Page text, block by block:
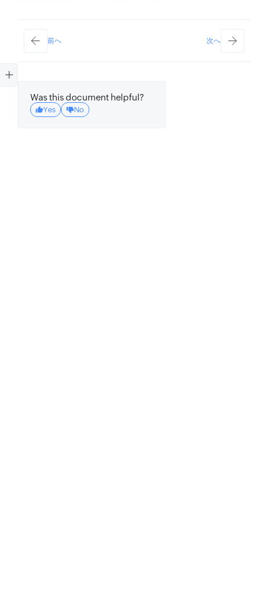
前へ 次へ
Was this document helpful?
Yes No